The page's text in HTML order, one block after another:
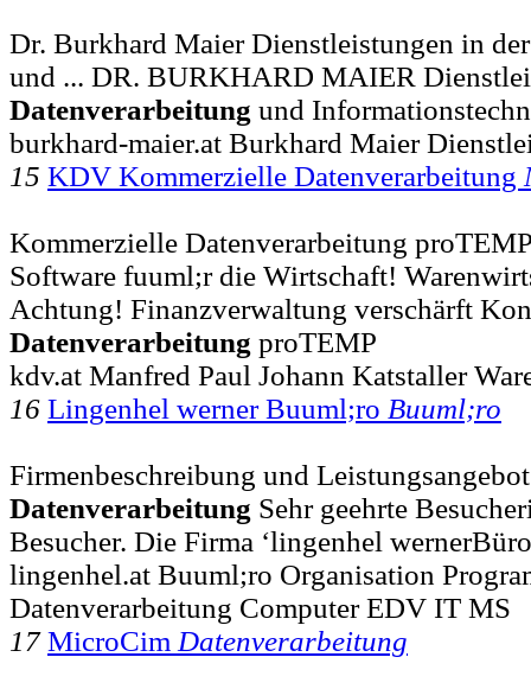
Dr. Burkhard Maier Dienstleistungen in
und ... DR. BURKHARD MAIER
Datenverarbeitung und
burkhard-maier.at Burkhard Maier
15 KDV Kommerzielle Datenverarbeitung
Kommerzielle Datenverarbeitung
Software fuuml;r die Wirtschaft!
Achtung! Finanzverwaltung verschärft
Datenverarbeitung proTEMP
kdv.at Manfred Paul Johann Katstaller
16 Lingenhel werner Buuml;ro Buuml;ro
Firmenbeschreibung und
Datenverarbeitung Sehr geehrte
Besucher. Die Firma ‘lingenhel wernerBüro
lingenhel.at Buuml;ro Organisation
Datenverarbeitung Computer EDV IT MS
17 MicroCim Datenverarbeitung